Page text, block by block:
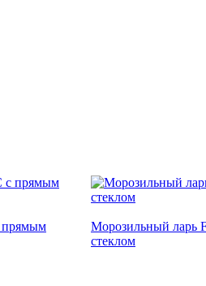
прямым
Морозильный ларь
стеклом